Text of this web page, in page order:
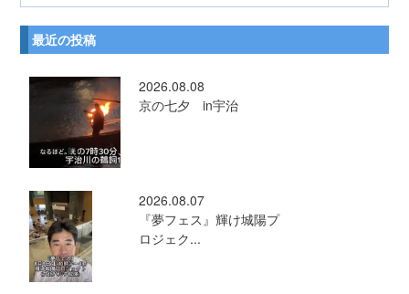
最近の投稿
2026.08.08
京の七夕 in宇治
2026.08.07
『夢フェス』輝け城陽プ
ロジェク...